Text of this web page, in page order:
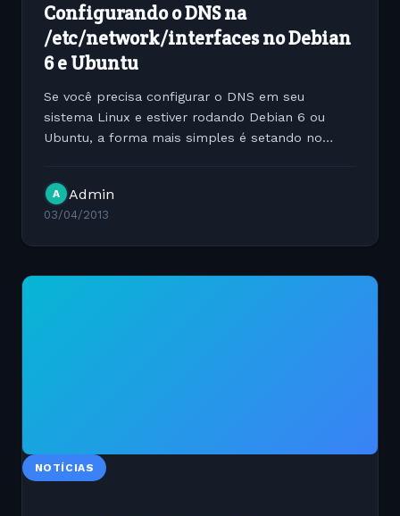
Configurando o DNS na
/etc/network/interfaces no Debian
6 e Ubuntu
Se você precisa configurar o DNS em seu
sistema Linux e estiver rodando Debian 6 ou
Ubuntu, a forma mais simples é setando no
nestas distros. Para isto...
A Admin
03/04/2013
NOTÍCIAS